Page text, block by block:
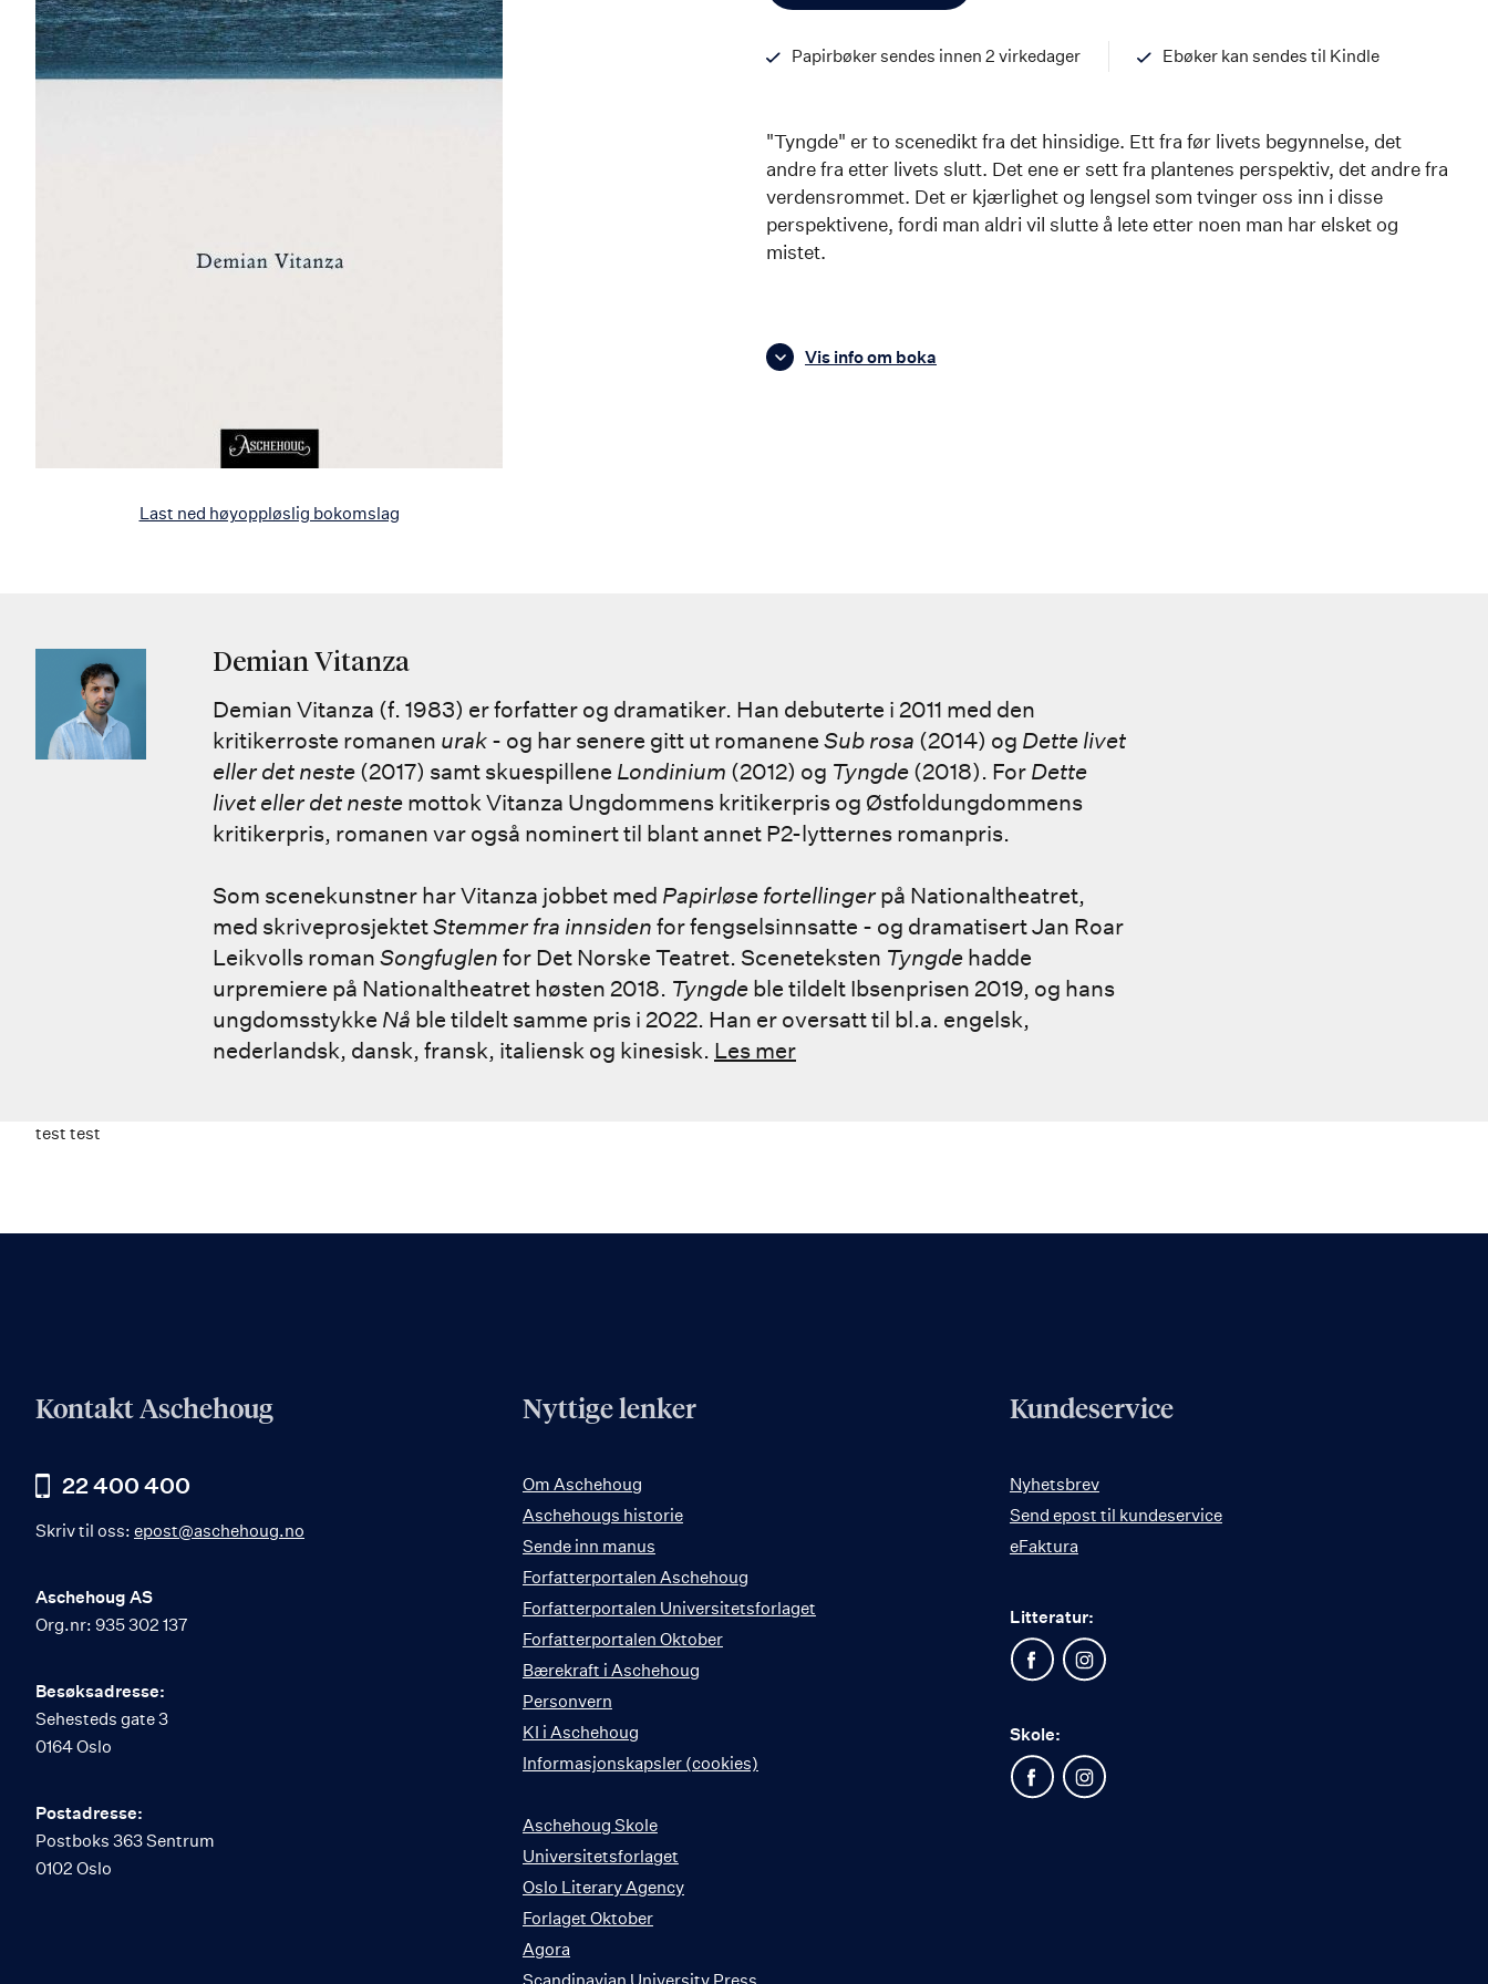
Last ned høyoppløslig bokomslag
Papirbøker sendes innen 2 virkedager
Ebøker kan sendes til Kindle
"Tyngde" er to scenedikt fra det hinsidige. Ett fra før livets begynnelse, det
andre fra etter livets slutt. Det ene er sett fra plantenes perspektiv, det andre fra
verdensrommet. Det er kjærlighet og lengsel som tvinger oss inn i disse
perspektivene, fordi man aldri vil slutte å lete etter noen man har elsket og
mistet.
Vis info om boka
Demian Vitanza
Demian Vitanza (f. 1983) er forfatter og dramatiker. Han debuterte i 2011 med den
kritikerroste romanen urak - og har senere gitt ut romanene Sub rosa (2014) og Dette livet
eller det neste (2017) samt skuespillene Londinium (2012) og Tyngde (2018). For Dette
livet eller det neste mottok Vitanza Ungdommens kritikerpris og Østfoldungdommens
kritikerpris, romanen var også nominert til blant annet P2-lytternes romanpris.
Som scenekunstner har Vitanza jobbet med Papirløse fortellingerpå Nationaltheatret,
med skriveprosjektetStemmer fra innsiden for fengselsinnsatte - og dramatisert Jan Roar
Leikvolls roman Songfuglen for Det Norske Teatret. Sceneteksten Tyngde hadde
urpremiere på Nationaltheatret høsten 2018. Tyngde ble tildelt Ibsenprisen 2019, og hans
ungdomsstykke Nå ble tildelt samme pris i 2022. Han er oversatt til bl.a. engelsk,
nederlandsk, dansk, fransk, italiensk og kinesisk. Les mer
test test
Kontakt Aschehoug
22 400 400
Skriv til oss: epost@aschehoug.no
Aschehoug AS
Org.nr: 935 302 137
Besøksadresse:
Sehesteds gate 3
0164 Oslo
Postadresse:
Postboks 363 Sentrum
0102 Oslo
Nyttige lenker
Om Aschehoug
Aschehougs historie
Sende inn manus
Forfatterportalen Aschehoug
Forfatterportalen Universitetsforlaget
Forfatterportalen Oktober
Bærekraft i Aschehoug
Personvern
KI i Aschehoug
Informasjonskapsler (cookies)
Aschehoug Skole
Universitetsforlaget
Oslo Literary Agency
Forlaget Oktober
Agora
Kundeservice
Nyhetsbrev
Send epost til kundeservice
eFaktura
Litteratur:
Skole: